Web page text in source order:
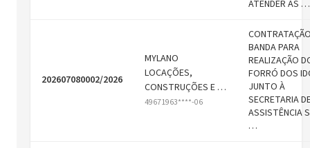
ATENDER AS …
202607080002/2026
MYLANO
LOCAÇÕES,
CONSTRUÇÕES E …
49671963****-06
BANDA PARA
REALIZAÇÃO
FORRÓ DOS
JUNTO À
SECRETARIA
ASSISTÊNCIA
…